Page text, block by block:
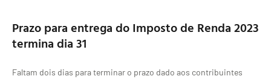
Prazo para entrega do Imposto de Renda 2023
termina dia 31
Faltam dois dias para terminar o prazo dado aos contribuintes